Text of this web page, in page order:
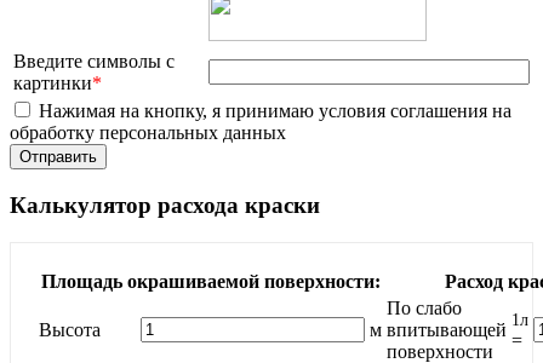
Введите символы с
картинки*
Нажимая на кнопку, я принимаю условия соглашения на
обработку персональных данных
Калькулятор расхода краски
Площадь окрашиваемой поверхности: Расход
Высота м
По слабо
впитывающей
поверхности
1л
=